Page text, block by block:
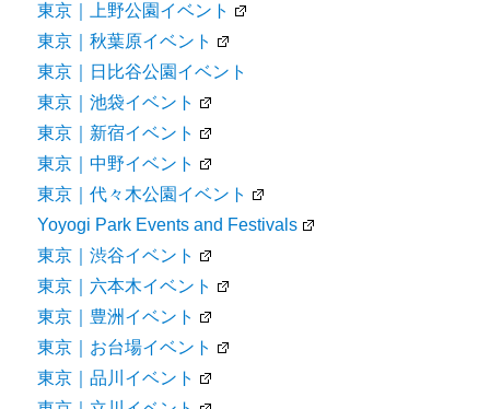
東京｜上野公園イベント
東京｜秋葉原イベント
東京｜日比谷公園イベント
東京｜池袋イベント
東京｜新宿イベント
東京｜中野イベント
東京｜代々木公園イベント
Yoyogi Park Events and Festivals
東京｜渋谷イベント
東京｜六本木イベント
東京｜豊洲イベント
東京｜お台場イベント
東京｜品川イベント